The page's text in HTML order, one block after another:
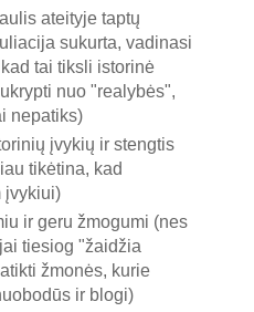
ateityje taptų
sukurta, vadinasi
tai tiksli istorinė
nuo "realybės",
nepatiks)
įvykių ir stengtis
tikėtina, kad
įvykiui)
ir geru žmogumi (nes
tiesiog "žaidžia
žmonės, kurie
ir blogi)